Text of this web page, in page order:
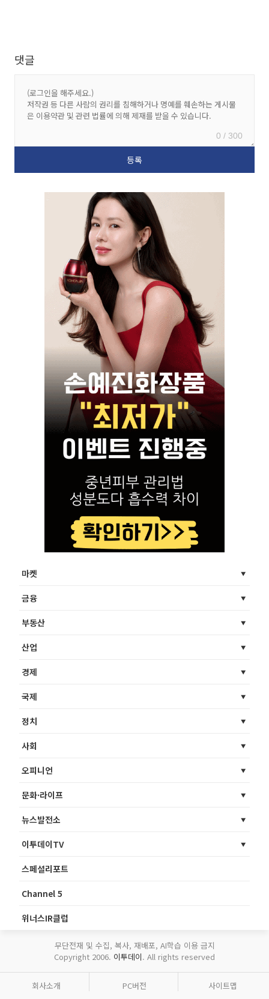
댓글
0 / 300
마켓
금융
부동산
산업
경제
국제
정치
사회
오피니언
문화·라이프
뉴스발전소
이투데이TV
스페셜리포트
Channel 5
위너스IR클럽
무단전재 및 수집, 복사, 재배포, AI학습 이용 금지
Copyright 2006. 이투데이. All rights reserved
회사소개 PC버전 사이트맵